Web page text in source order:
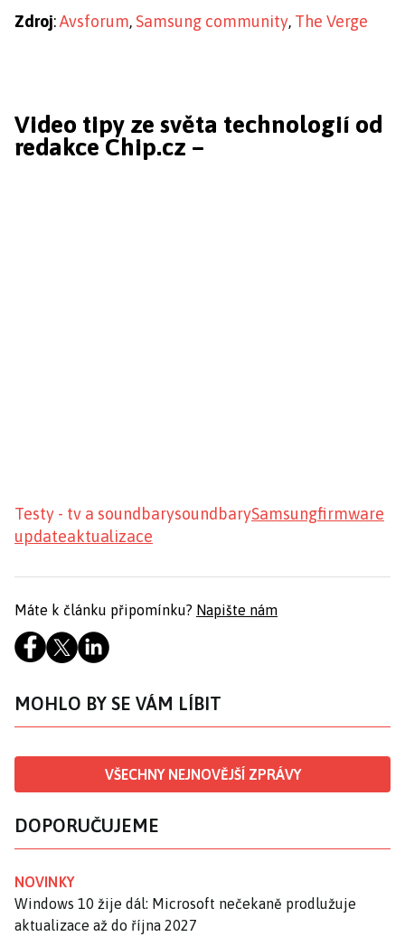
Zdroj:Avsforum, Samsung community, The Verge
Video tipy ze světa technologií od
redakce Chip.cz –
Testy - tv a soundbarysoundbarySamsungfirmware
updateaktualizace
Máte k článku připomínku? Napište nám
MOHLO BY SE VÁM LÍBIT
VŠECHNY NEJNOVĚJŠÍ ZPRÁVY
DOPORUČUJEME
NOVINKY
Windows 10 žije dál: Microsoft nečekaně prodlužuje
aktualizace až do října 2027